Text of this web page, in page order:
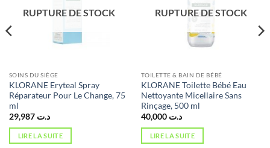
RUPTURE DE STOCK
SOINS DU SIÈGE
KLORANE Eryteal Spray
Réparateur Pour Le Change, 75
ml
د.ت 29,987
LIRE LA SUITE
RUPTURE DE STOCK
TOILETTE & BAIN DE BÉBÉ
KLORANE Toilette Bébé Eau
Nettoyante Micellaire Sans
Rinçage, 500 ml
د.ت 40,000
LIRE LA SUITE